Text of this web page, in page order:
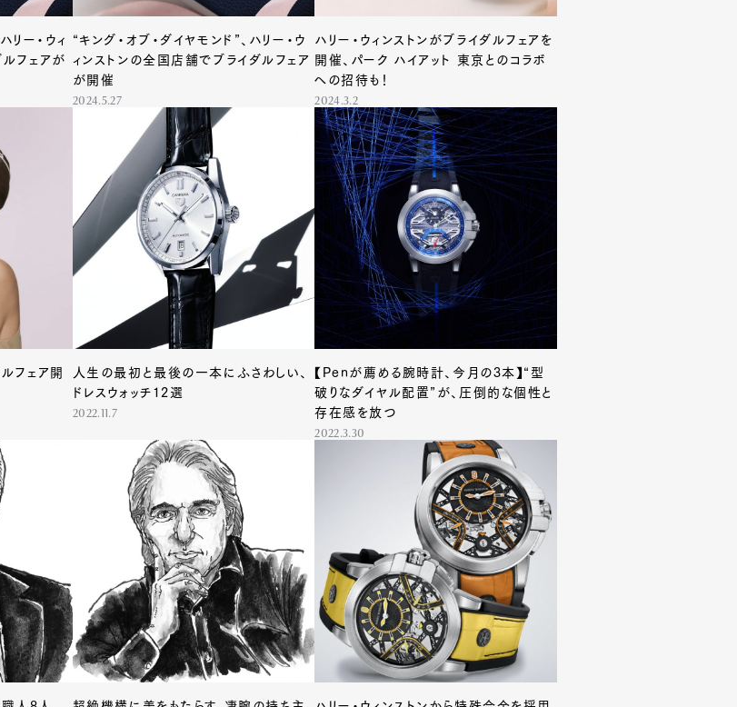
Watch
Fashion
Product
Culture
Lifestyle
Magazine Official Columnist About Contact
ー・ウィ
フェアが
“キング・オブ・ダイヤモンド”、ハリー・ウ
ィンストンの全国店舗でブライダルフェア
が開催
2024.5.27
ハリー・ウィンストンがブライダルフェアを
開催、パーク ハイアット 東京とのコラボ
への招待も！
2024.3.2
ルフェア開
人生の最初と最後の一本にふさわしい、
ドレスウォッチ12選
2022.11.7
【Penが薦める腕時計、今月の3本】“型
破りなダイヤル配置”が、圧倒的な個性と
存在感を放つ
2022.3.30